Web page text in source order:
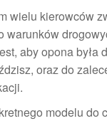
wielu kierowców
warunków
aby opona była
oraz do
modelu do